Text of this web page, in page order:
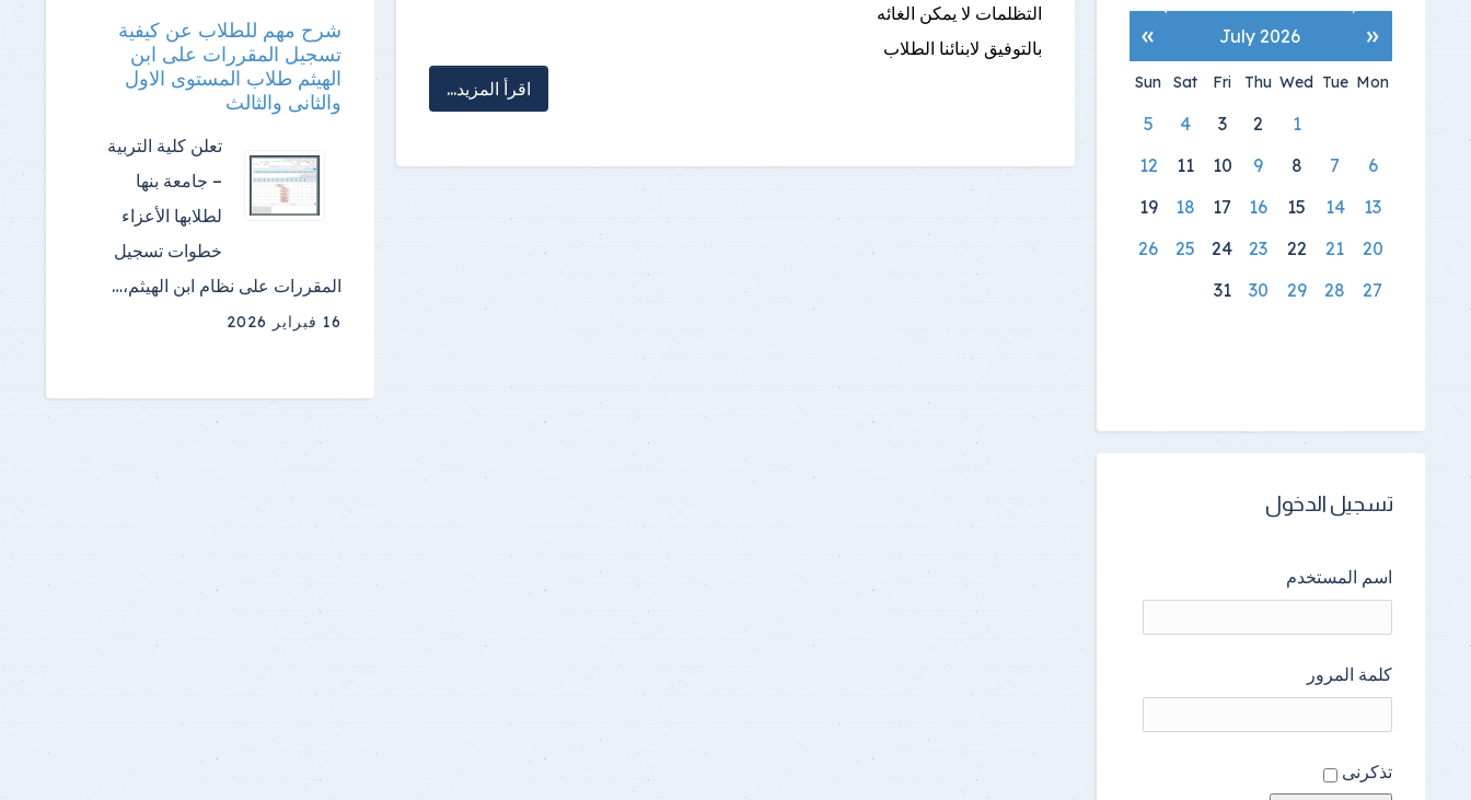
التظلمات لا يمكن الغائه
بالتوفيق لابنائنا الطلاب
اقرأ المزيد...
«
July 2026
»
Mon
Tue
Wed
Thu
Fri
Sat
Sun
1
2
3
4
5
6
7
8
9
10
11
12
13
14
15
16
17
18
19
20
21
22
23
24
25
26
27
28
29
30
31
تسجيل الدخول
اسم المستخدم
كلمة المرور
تذكرنى
شرح مهم للطلاب عن كيفية
تسجيل المقررات على ابن
الهيثم طلاب المستوى الاول
والثانى والثالث
تعلن كلية التربية
– جامعة بنها
لطلابها الأعزاء
خطوات تسجيل
المقررات على نظام ابن الهيثم،…
16 فبراير 2026